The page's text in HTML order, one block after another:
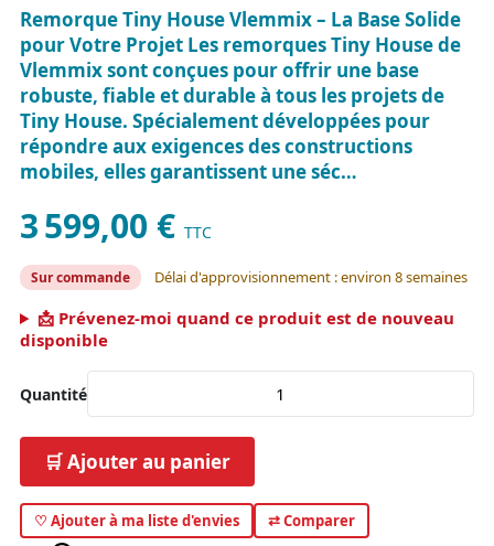
Remorque Tiny House Vlemmix – La Base Solide
pour Votre Projet Les remorques Tiny House de
Vlemmix sont conçues pour offrir une base
robuste, fiable et durable à tous les projets de
Tiny House. Spécialement développées pour
répondre aux exigences des constructions
mobiles, elles garantissent une séc…
3 599,00 € TTC
Sur commande Délai d'approvisionnement : environ 8 semaines
📩 Prévenez-moi quand ce produit est de nouveau
disponible
Quantité
🛒 Ajouter au panier
♡ Ajouter à ma liste d'envies ⇄ Comparer